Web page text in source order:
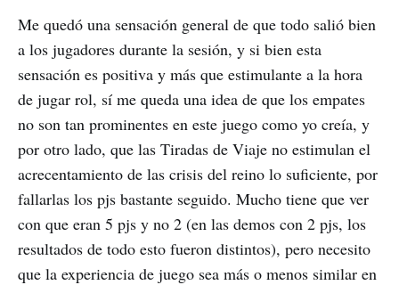
Me quedó una sensación general de que todo salió bien
a los jugadores durante la sesión, y si bien esta
sensación es positiva y más que estimulante a la hora
de jugar rol, sí me queda una idea de que los empates
no son tan prominentes en este juego como yo creía, y
por otro lado, que las Tiradas de Viaje no estimulan el
acrecentamiento de las crisis del reino lo suficiente, por
fallarlas los pjs bastante seguido. Mucho tiene que ver
con que eran 5 pjs y no 2 (en las demos con 2 pjs, los
resultados de todo esto fueron distintos), pero necesito
que la experiencia de juego sea más o menos similar en